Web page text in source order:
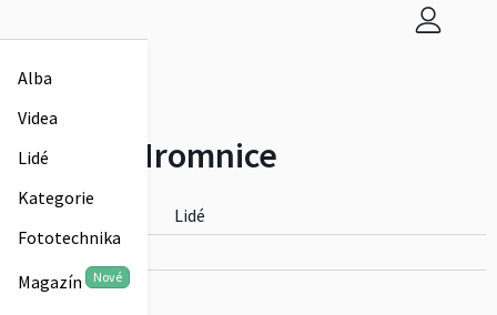
Alba
Videa
Lidé
Kategorie
Fototechnika
Magazín Nové
Hledat: Hromnice
Lidé